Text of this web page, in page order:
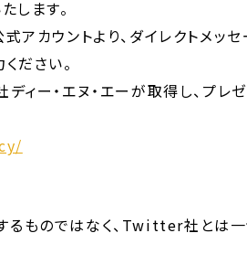
します。
ウントより、ダイレクトメッ
ださい。
ー・エヌ・エーが取得し、プレ
るものではなく、Twitter社とは